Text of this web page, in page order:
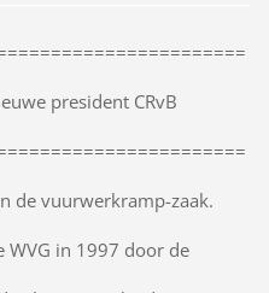
president CRvB
de vuurwerkramp-zaak.
in 1997 door de